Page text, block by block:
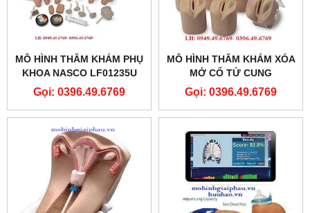
MÔ HÌNH THĂM KHÁM PHỤ
KHOA NASCO LF01235U
Gọi: 0396.49.6769
MÔ HÌNH THĂM KHÁM XÓA
MỞ CỔ TỬ CUNG
Gọi: 0396.49.6769